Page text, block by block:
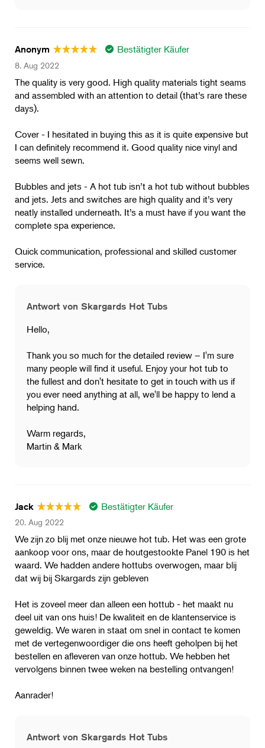
Anonym Bestätigter Käufer
8. Aug 2022
The quality is very good. High quality materials tight seams
and assembled with an attention to detail (that’s rare these
days).
Cover - I hesitated in buying this as it is quite expensive but
I can definitely recommend it. Good quality nice vinyl and
seems well sewn.
Bubbles and jets - A hot tub isn’t a hot tub without bubbles
and jets. Jets and switches are high quality and it’s very
neatly installed underneath. It’s a must have if you want the
complete spa experience.
Quick communication, professional and skilled customer
service.
Antwort von Skargards Hot Tubs
Hello,
Thank you so much for the detailed review – I'm sure
many people will find it useful. Enjoy your hot tub to
the fullest and don't hesitate to get in touch with us if
you ever need anything at all, we'll be happy to lend a
helping hand.
Warm regards,
Martin & Mark
Jack Bestätigter Käufer
20. Aug 2022
We zijn zo blij met onze nieuwe hot tub. Het was een grote
aankoop voor ons, maar de houtgestookte Panel 190 is het
waard. We hadden andere hottubs overwogen, maar blij
dat wij bij Skargards zijn gebleven
Het is zoveel meer dan alleen een hottub - het maakt nu
deel uit van ons huis! De kwaliteit en de klantenservice is
geweldig. We waren in staat om snel in contact te komen
met de vertegenwoordiger die ons heeft geholpen bij het
bestellen en afleveren van onze hottub. We hebben het
vervolgens binnen twee weken na bestelling ontvangen!
Aanrader!
Antwort von Skargards Hot Tubs